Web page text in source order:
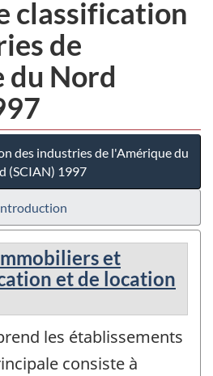
classification
de
du Nord
des industries de l'Amérique du
(SCIAN) 1997
et
et de location
les établissements
consiste à